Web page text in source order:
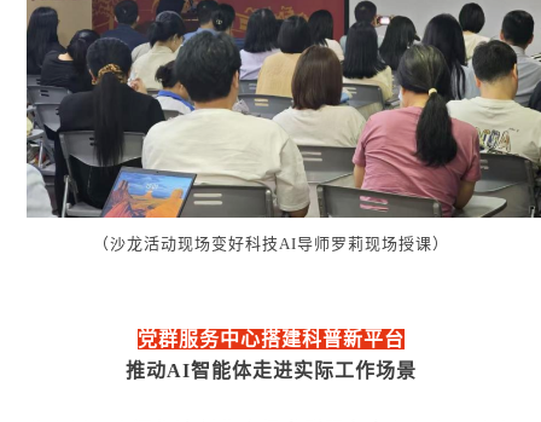
（沙龙活动现场变好科技AI导师罗莉现场授课）
党群服务中心搭建科普新平台
推动AI智能体走进实际工作场景